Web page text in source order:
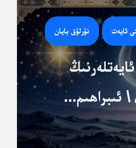
ئايەت نۇرلۇق بايان
74 ~ 81 – ئايەتلەرنىڭ
ئىبراھىم...